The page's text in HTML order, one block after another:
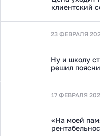
клиентский
23 ФЕВРАЛЯ
Ну и школу
решил
17 ФЕВРАЛЯ
«На моей